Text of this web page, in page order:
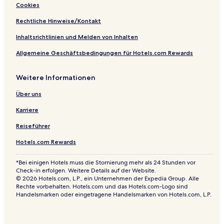
r
e
e
t
i
i
n
e
o
r
i
e
e
m
y
D
A
o
u
o
n
s
a
n
Cookies
Rechtliche Hinweise/Kontakt
Inhaltsrichtlinien und Melden von Inhalten
Allgemeine Geschäftsbedingungen für Hotels.com Rewards
Weitere Informationen
Über uns
Karriere
Reiseführer
Hotels.com Rewards
*Bei einigen Hotels muss die Stornierung mehr als 24 Stunden vor
Check-in erfolgen. Weitere Details auf der Website.
© 2026 Hotels.com, L.P., ein Unternehmen der Expedia Group. Alle
Rechte vorbehalten. Hotels.com und das Hotels.com-Logo sind
Handelsmarken oder eingetragene Handelsmarken von Hotels.com, L.P.